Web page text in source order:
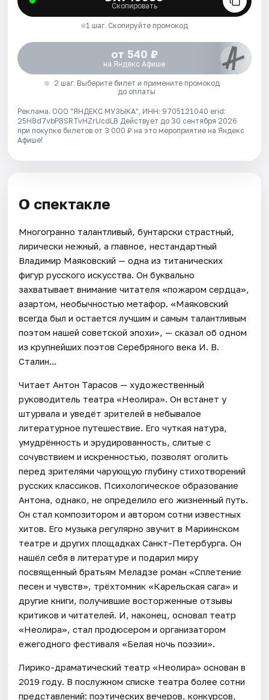
Скопировать
1 шаг. Скопируйте промокод
от 540 ₽
на Яндекс Афише
2 шаг. Выберите билет и примените промокод
до оплаты
Реклама. ООО "ЯНДЕКС МУЗЫКА", ИНН: 9705121040 erid:
25H8d7vbP8SRTvHZrUcdLB Действует до 30 сентября 2026
при покупке билетов от 3 000 ₽ на это мероприятие на Яндекс
Афише!
О спектакле
Многогранно талантливый, бунтарски страстный,
лирически нежный, а главное, нестандартный
Владимир Маяковский — одна из титанических
фигур русского искусства. Он буквально
захватывает внимание читателя «пожаром сердца»,
азартом, необычностью метафор. «Маяковский
всегда был и остается лучшим и самым талантливым
поэтом нашей советской эпохи», — сказал об одном
из крупнейших поэтов Серебряного века И. В.
Сталин...
Читает Антон Тарасов — художественный
руководитель театра «Неолира». Он встанет у
штурвала и уведёт зрителей в небывалое
литературное путешествие. Его чуткая натура,
умудрённость и эрудированность, слитые с
сочувствием и искренностью, позволят оголить
перед зрителями чарующую глубину стихотворений
русских классиков. Психологическое образование
Антона, однако, не определило его жизненный путь.
Он стал композитором и автором сотни известных
хитов. Его музыка регулярно звучит в Мариинском
театре и других площадках Санкт-Петербурга. Он
нашёл себя в литературе и подарил миру
посвященный братьям Меладзе роман «Сплетение
песен и чувств», трёхтомник «Карельская сага» и
другие книги, получившие восторженные отзывы
критиков и читателей. И, наконец, основал театр
«Неолира», стал продюсером и организатором
ежегодного фестиваля «Белая ночь поэзии».
Лирико-драматический театр «Неолира» основан в
2019 году. В послужном списке театра более сотни
представлений: поэтических вечеров, конкурсов,